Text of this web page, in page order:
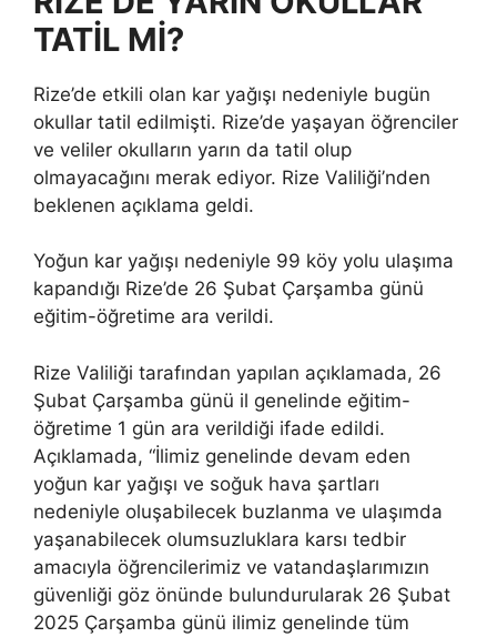
TATİL Mİ?
Rize’de etkili olan kar yağışı nedeniyle bugün
okullar tatil edilmişti. Rize’de yaşayan öğrenciler
ve veliler okulların yarın da tatil olup
olmayacağını merak ediyor. Rize Valiliği’nden
beklenen açıklama geldi.
Yoğun kar yağışı nedeniyle 99 köy yolu ulaşıma
kapandığı Rize’de 26 Şubat Çarşamba günü
eğitim-öğretime ara verildi.
Rize Valiliği tarafından yapılan açıklamada, 26
Şubat Çarşamba günü il genelinde eğitim-
öğretime 1 gün ara verildiği ifade edildi.
Açıklamada, “İlimiz genelinde devam eden
yoğun kar yağışı ve soğuk hava şartları
nedeniyle oluşabilecek buzlanma ve ulaşımda
yaşanabilecek olumsuzluklara karsı tedbir
amacıyla öğrencilerimiz ve vatandaşlarımızın
güvenliği göz önünde bulundurularak 26 Şubat
2025 Çarşamba günü ilimiz genelinde tüm